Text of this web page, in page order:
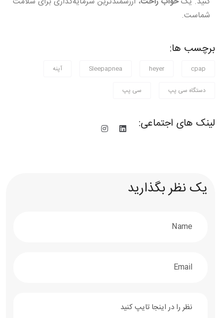
شماست.
برچسب ها:
cpap
heyer
Sleepapnea آپنه
دستگاه سی پپ سی پپ
لینک های اجتماعی:
یک نظر بگذارید